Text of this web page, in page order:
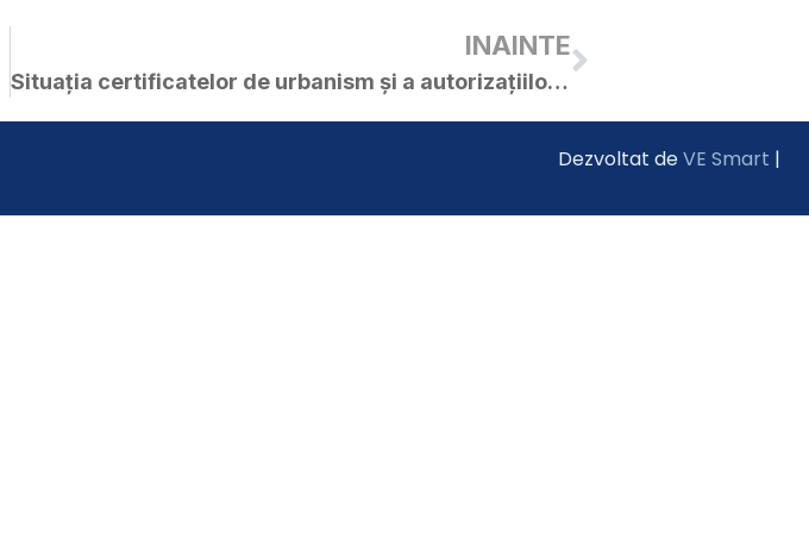
INAINTE
Situația certificatelor de urbanism și a autorizațiilor de construire emise în luna august 2021
Dezvoltat deVE Smart |